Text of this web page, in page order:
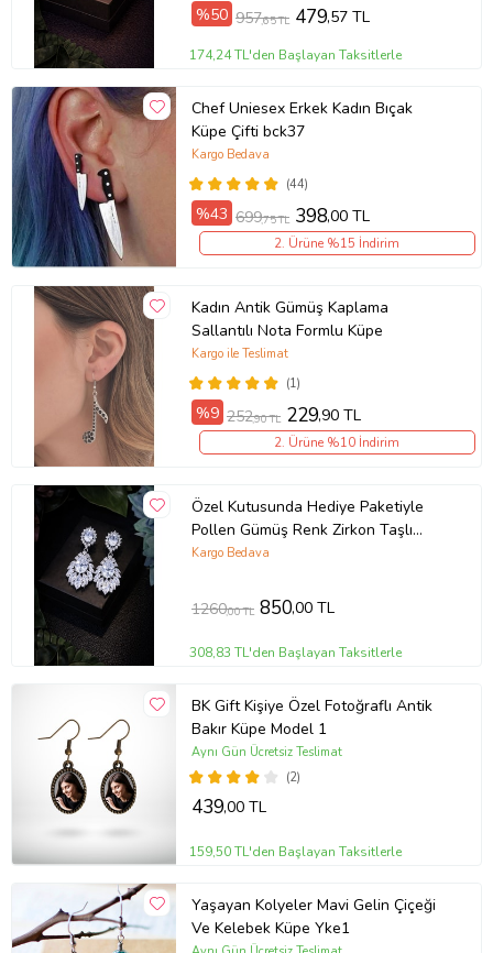
%50 957,65 TL 479,57 TL
174,24 TL'den Başlayan Taksitlerle
Chef Uniesex Erkek Kadın Bıçak
Küpe Çifti bck37
(44)
Kargo Bedava
%43 699,75 TL 398,00 TL
2. Ürüne %15 İndirim
Kadın Antik Gümüş Kaplama
Sallantılı Nota Formlu Küpe
(1)
Kargo ile Teslimat
%9 252,90 TL 229,90 TL
2. Ürüne %10 İndirim
Özel Kutusunda Hediye Paketiyle
Pollen Gümüş Renk Zirkon Taşlı
Küpe Abiye Düğün Nişan Söz Parti
Kargo Bedava
1260,00 TL 850,00 TL
308,83 TL'den Başlayan Taksitlerle
BK Gift Kişiye Özel Fotoğraflı Antik
Bakır Küpe Model 1
(2)
Aynı Gün Ücretsiz Teslimat
439,00 TL
159,50 TL'den Başlayan Taksitlerle
Yaşayan Kolyeler Mavi Gelin Çiçeği
Ve Kelebek Küpe Yke1